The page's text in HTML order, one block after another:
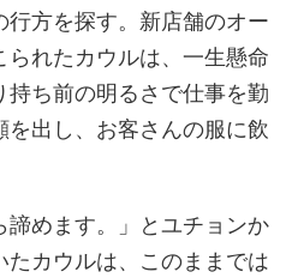
方を探す。新店舗のオー
れたカウルは、一生懸命
ち前の明るさで仕事を勤
出し、お客さんの服に飲
諦めます。」とユチョンか
カウルは、このままでは